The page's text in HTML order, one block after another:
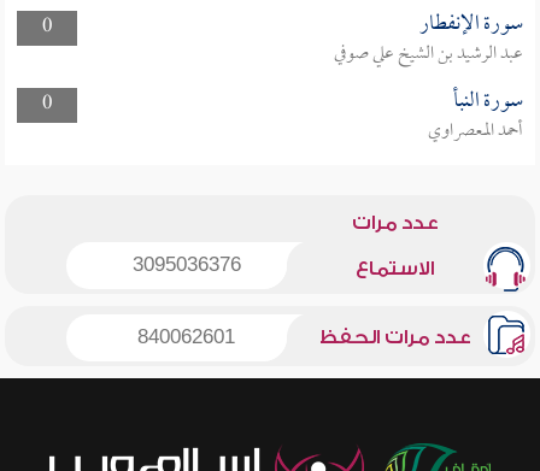
0
سورة الإنفطار
عبد الرشيد بن الشيخ علي صوفي
0
سورة النبأ
أحمد المعصراوي
عدد مرات
الاستماع 3095036376
عدد مرات الحفظ 840062601